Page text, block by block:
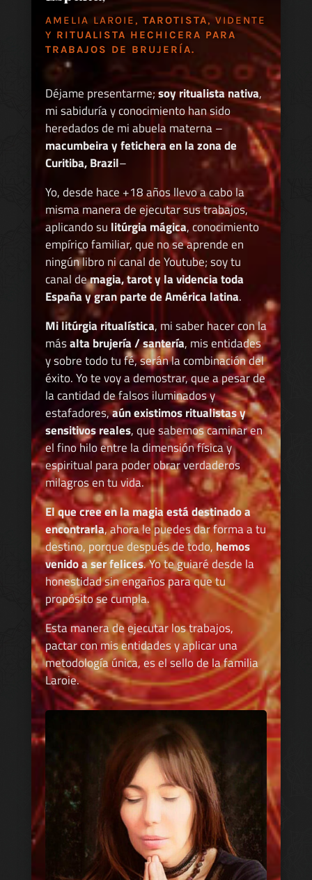
AMELIA LAROIE, TAROTISTA, VIDENTE
Y RITUALISTA HECHICERA PARA
TRABAJOS DE BRUJERÍA.
Déjame presentarme;soy ritualista nativa,
mi sabiduría y conocimiento han sido
heredados de mi abuela materna –
macumbeira y fetichera en la zona de
Curitiba, Brazil–
Yo, desde hace +18 años llevo a cabo la
misma manera de ejecutar sus trabajos,
aplicando su litúrgia mágica, conocimiento
empírico familiar, que no se aprende en
ningún libro ni canal de Youtube; soy tu
canal demagia, tarot y la videncia toda
España y gran parte de América latina.
Mi litúrgia ritualística, mi saber hacer con la
másalta brujería / santería, mis entidades
y sobre todo tu fé, serán la combinación del
éxito. Yo te voy a demostrar, que a pesar de
la cantidad de falsos iluminados y
estafadores,aún existimos ritualistas y
sensitivos reales, que sabemos caminar en
el fino hilo entre la dimensión física y
espiritual para poder obrar verdaderos
milagros en tu vida.
El que cree en la magia está destinado a
encontrarla, ahora le puedes dar forma a tu
destino, porque después de todo, hemos
venido a ser felices. Yo te guiaré desde la
honestidad sin engaños para que tu
propósito se cumpla.
Esta manera de ejecutar los trabajos,
pactar con mis entidades y aplicar una
metodología única, es el sello de la familia
Laroie.